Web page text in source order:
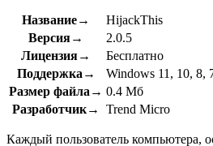
Название→
HijackThis
Версия→
2.0.5
Лицензия→
Бесплатно
Поддержка→
Windows 11, 10, 8,
Размер файла→ 0.4 Мб
Разработчик→
Trend Micro
Каждый пользователь компьютера,